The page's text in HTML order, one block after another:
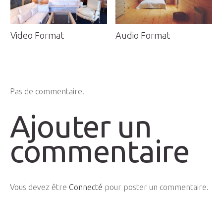
Video Format Audio Format
Pas de commentaire.
Ajouter un
commentaire
Vous devez être Connecté pour poster un commentaire.